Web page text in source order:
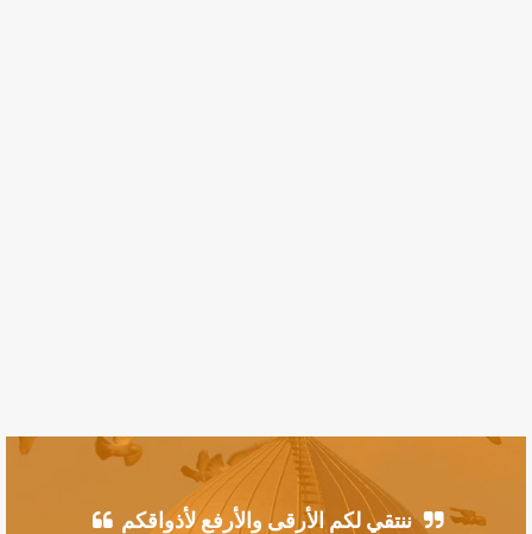
ننتقي لكم الأرقى والأرفع لأذواقكم